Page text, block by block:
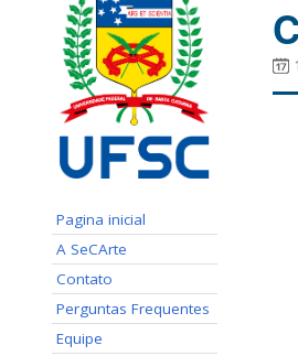
Pagina inicial
A SeCArte
Contato
Perguntas Frequentes
Equipe